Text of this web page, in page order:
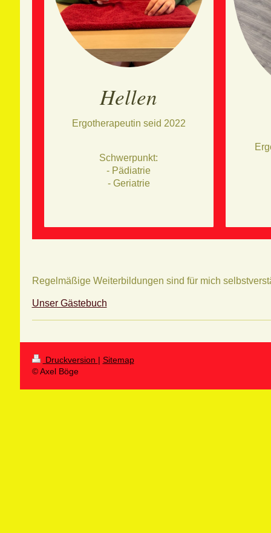
Hellen
Ergotherapeutin seid 2022
Schwerpunkt:
- Pädiatrie
- Geriatrie
Regelmäßige Weiterbildungen sind für mich
Unser Gästebuch
Druckversion | Sitemap
© Axel Böge